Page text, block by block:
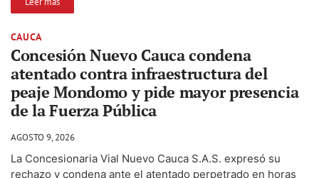
CAUCA
Concesión Nuevo Cauca condena
atentado contra infraestructura del
peaje Mondomo y pide mayor presencia
de la Fuerza Pública
AGOSTO 9, 2026
La Concesionaria Vial Nuevo Cauca S.A.S. expresó su
rechazo y condena ante el atentado perpetrado en horas